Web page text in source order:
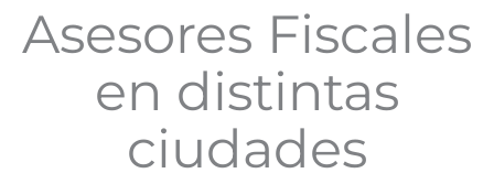
Asesores Fiscales
en distintas
ciudades